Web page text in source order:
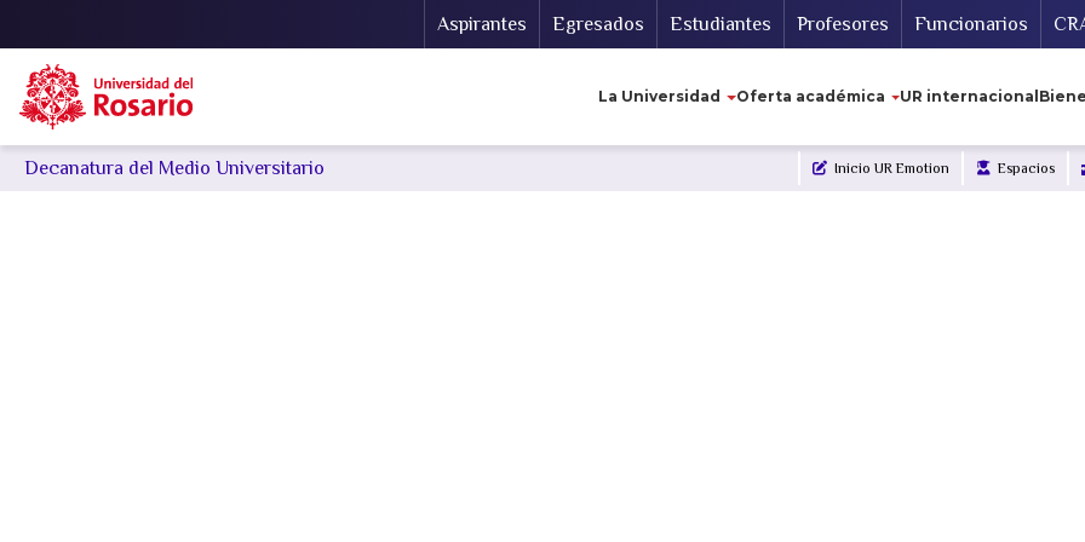
Menu Secundario
Aspirantes Egresados Estudiantes Profesores Funcionarios
La Universidad Oferta académica UR internacional
Decanatura del Medio Universitario Inicio UR Emotion Espacios